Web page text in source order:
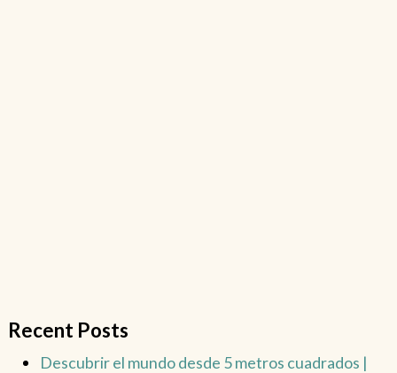
Recent Posts
Descubrir el mundo desde 5 metros cuadrados |